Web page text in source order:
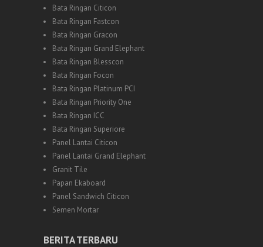
Bata Ringan Citicon
Bata Ringan Fastcon
Bata Ringan Gracon
Bata Ringan Grand Elephant
Bata Ringan Blesscon
Bata Ringan Focon
Bata Ringan Platinum PCI
Bata Ringan Priority One
Bata Ringan ICC
Bata Ringan Superiore
Panel Lantai Citicon
Panel Lantai Grand Elephant
Granit Tile
Papan Ekaboard
Panel Sandwich Citicon
Semen Mortar
BERITA TERBARU